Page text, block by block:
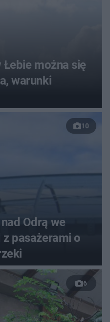
Łebie można się
warunki
10
Odrą we
z pasażerami o
6